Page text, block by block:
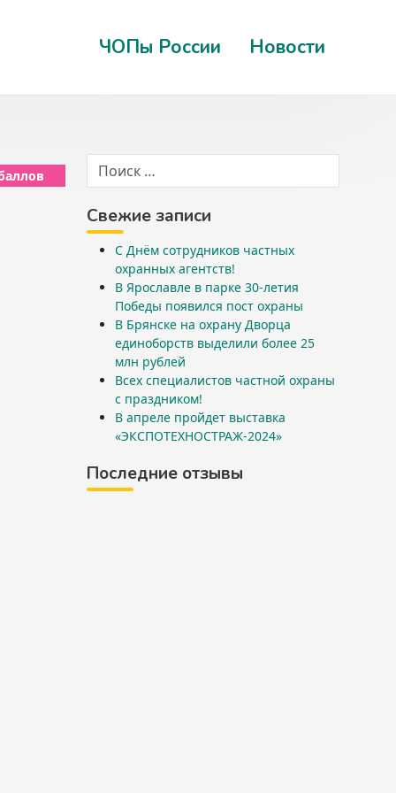
ЧОПы России Новости
Свежие записи
С Днём сотрудников частных
охранных агентств!
В Ярославле в парке 30-летия
Победы появился пост охраны
В Брянске на охрану Дворца
единоборств выделили более 25
млн рублей
Всех специалистов частной охраны
с праздником!
В апреле пройдет выставка
«ЭКСПОТЕХНОСТРАЖ-2024»
Последние отзывы